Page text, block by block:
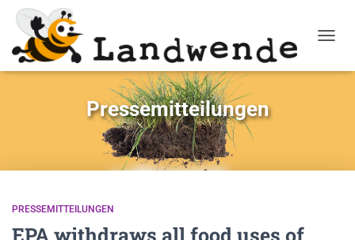
Pressemitteilungen
PRESSEMITTEILUNGEN